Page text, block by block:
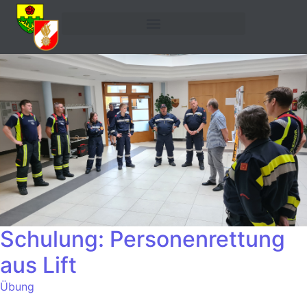
Schulung: Personenrettung
aus Lift
Übung